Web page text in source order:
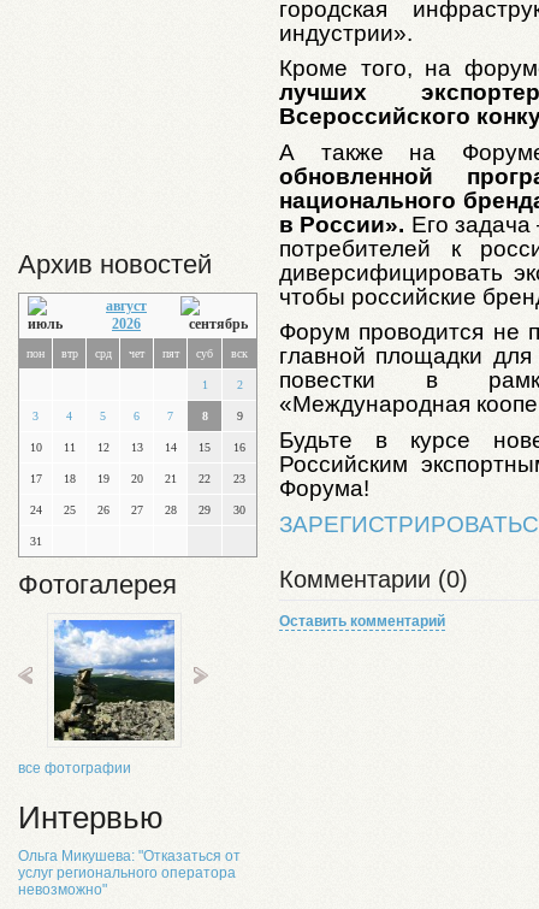
Архив новостей
август
2026
пон втр срд чет пят суб вск
1 2
3 4 5 6 7 8 9
10 11 12 13 14 15 16
17 18 19 20 21 22 23
24 25 26 27 28 29 30
31
Фотогалерея
все фотографии
Интервью
Ольга Микушева: "Отказаться от
услуг регионального оператора
невозможно"
городская
индустрии».
Кроме того, на
лучших
Всероссийского
А также на
обновленной
национального
в России». Его
потребителей к
диверсифицировать
чтобы российские
Форум проводится не
главной площадки
повестки в
«Международная
Будьте в курсе
Российским
Форума!
Комментарии (0)
Оставить комментарий